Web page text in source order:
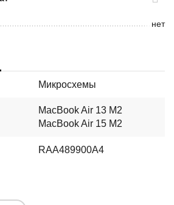
нет
Микросхемы
MacBook Air 13 M2
MacBook Air 15 M2
RAA489900A4